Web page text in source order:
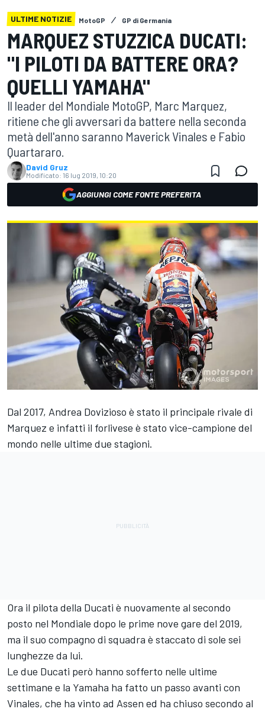
ULTIME NOTIZIE MotoGP GP di Germania
MARQUEZ STUZZICA DUCATI:
"I PILOTI DA BATTERE ORA?
QUELLI YAMAHA"
Il leader del Mondiale MotoGP, Marc Marquez,
ritiene che gli avversari da battere nella seconda
metà dell'anno saranno Maverick Vinales e Fabio
Quartararo.
David Gruz
Modificato: 16 lug 2019, 10:20
AGGIUNGI COME FONTE PREFERITA
Dal 2017, Andrea Dovizioso è stato il principale rivale di
Marquez e infatti il forlivese è stato vice-campione del
mondo nelle ultime due stagioni.
Ora il pilota della Ducati è nuovamente al secondo
posto nel Mondiale dopo le prime nove gare del 2019,
ma il suo compagno di squadra è staccato di sole sei
lunghezze da lui.
Le due Ducati però hanno sofferto nelle ultime
settimane e la Yamaha ha fatto un passo avanti con
Vinales, che ha vinto ad Assen ed ha chiuso secondo al